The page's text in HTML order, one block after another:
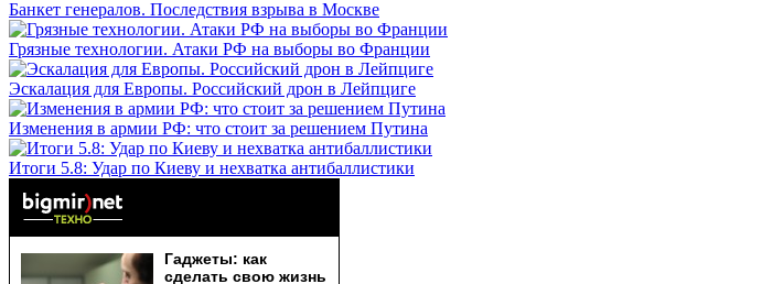
Банкет генералов. Последствия взрыва в Москве
Грязные технологии. Атаки РФ на выборы во Франции
Эскалация для Европы. Российский дрон в Лейпциге
Изменения в армии РФ: что стоит за решением Путина
Итоги 5.8: Удар по Киеву и нехватка антибаллистики